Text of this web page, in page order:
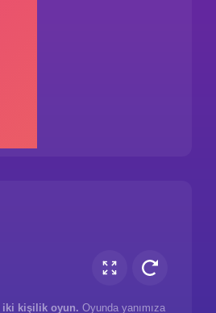
iki kişilik oyun. Oyunda yanımıza